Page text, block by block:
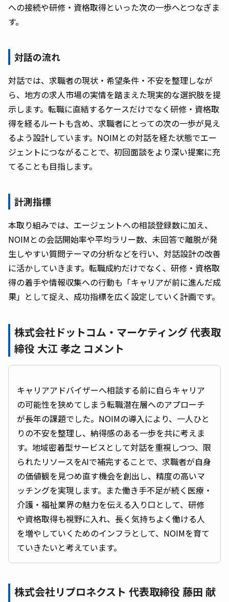
への接続や研修・資格取得といった次の一歩へとつなぎま
す。
対話の流れ
対話では、求職者の現状・希望条件・不安を整理しなが
ら、地方の求人市場の実情を踏まえた現実的な選択肢を提
示します。転職に直結するケースだけでなく研修・資格取
得を経るルートも含め、求職者にとっての次の一歩が見え
るよう設計しています。NOIMとの対話を経た状態でエー
ジェントにつながることで、初回面談をより深い提案に充
てることも目指します。
計測指標
本取り組みでは、エージェントへの相談登録数に加え、
NOIMとの会話開始率や平均ラリー数、未回答で離脱が発
生しやすい質問テーマの分析などを行い、対話設計の改善
に活かしていきます。転職成約だけでなく、研修・資格取
得の着手や情報収集への行動も「キャリアが前に進んだ成
果」として捉え、成功指標を広く設定していく計画です。
株式会社ドットコム・マーケティング 代表取
締役 大江 孝之 コメント
キャリアアドバイザーへ相談する前に自らキャリア
の可能性を狭めてしまう転職潜在層へのアプローチ
が長年の課題でした。NOIMの導入により、一人ひと
りの不安を整理し、納得感のある一歩を共に考えま
す。地域密着型サービスとして対話を重視しつつ、限
られたリソースをAIで補完することで、求職者が自身
の価値観を見つめ直す機会を創出し、精度の高いマ
ッチングを実現します。また働き手不足が続く医療・
介護・福祉業界の魅力を伝える入り口として、研修
や資格取得も視野に入れ、長く気持ちよく働ける人
を増やしていくためのインフラとして、NOIMを育て
ていきたいと考えています。
株式会社リプロネクスト 代表取締役 藤田 献